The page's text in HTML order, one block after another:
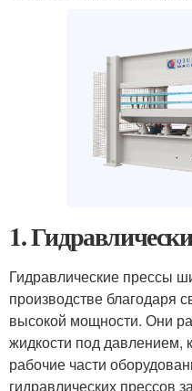
1.
Гидравлические прессы
производстве благодаря
высокой мощности. Они
жидкости под давлением,
рабочие части
гидравлических прессов